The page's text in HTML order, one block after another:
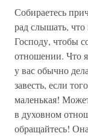
Собираетесь
рад слышать,
Господу, чтобы
отношении. Что я
у вас обычно
завесть, если
маленькая!
в духовном
обращайтесь!